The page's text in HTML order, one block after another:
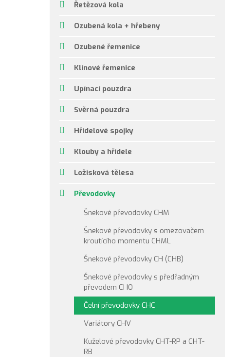
Řetězová kola
Ozubená kola + hřebeny
Ozubené řemenice
Klínové řemenice
Upínací pouzdra
Svěrná pouzdra
Hřídelové spojky
Klouby a hřídele
Ložisková tělesa
Převodovky
Šnekové převodovky CHM
Šnekové převodovky s omezovačem
kroutícího momentu CHML
Šnekové převodovky CH (CHB)
Šnekové převodovky s předřadným
převodem CHO
Čelní převodovky CHC
Variátory CHV
Kuželové převodovky CHT-RP a CHT-
RB